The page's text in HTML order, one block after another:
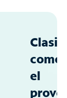
como
el